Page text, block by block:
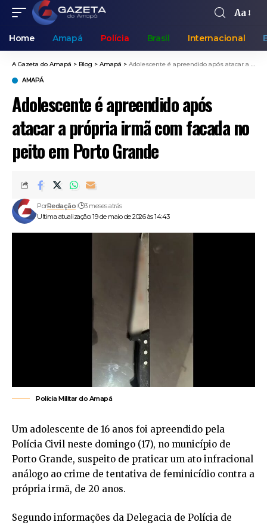
Aa
Home Amapá Polícia Brasil Internacional
A Gazeta do Amapá > Blog > Amapá > Adolescente é apreendido após atacar a própria irmã com facada no peito em Porto Grande
AMAPÁ
Adolescente é apreendido após
atacar a própria irmã com facada no
peito em Porto Grande
Ultima atualização: 19 de maio de 2026 às 14:43
PorRedação 3 meses atrás
Polícia Militar do Amapá
Um adolescente de 16 anos foi apreendido pela
Polícia Civil neste domingo (17), no município de
Porto Grande, suspeito de praticar um ato infracional
análogo ao crime de tentativa de feminicídio contra a
própria irmã, de 20 anos.
Segundo informações da Delegacia de Polícia de